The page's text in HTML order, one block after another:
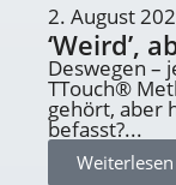
2. August
‘Weird’,
Deswegen –
TTouch®
gehört, aber
befasst?...
Weiterlesen